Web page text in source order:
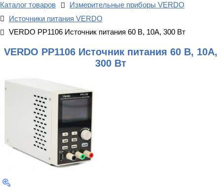
Каталог товаров
Измерительные приборы VERDO
Источники питания VERDO
VERDO PP1106 Источник питания 60 В, 10А, 300 Вт
VERDO PP1106 Источник питания 60 В, 10А,
300 Вт